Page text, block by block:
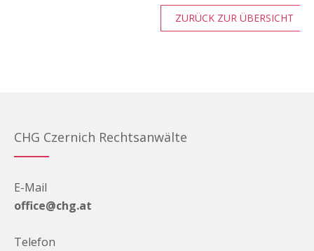
ZURÜCK ZUR ÜBERSICHT
CHG Czernich Rechtsanwälte
E-Mail
office@chg.at
Telefon